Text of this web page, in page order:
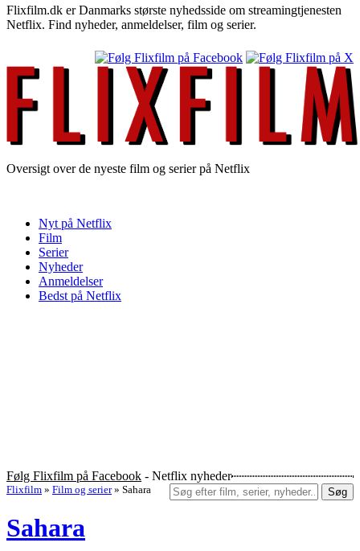
Flixfilm.dk er Danmarks største nyhedsside om streamingtjenesten
Netflix. Find nyheder, anmeldelser, film og serier.
Oversigt over de nyeste film og serier på Netflix
Nyt på Netflix
Film
Serier
Nyheder
Anmeldelser
Bedst på Netflix
Følg Flixfilm på Facebook - Netflix nyheder
Søg
Flixfilm » Film og serier » Sahara
Sahara